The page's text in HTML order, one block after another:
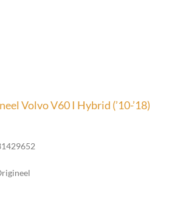
Volvo V60 I Hybrid (’10-’18)